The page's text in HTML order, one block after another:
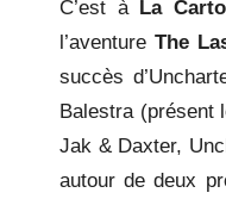
C’est à La
l’aventure The
succès
Balestra (présent
Jak & Daxter,
autour de deux